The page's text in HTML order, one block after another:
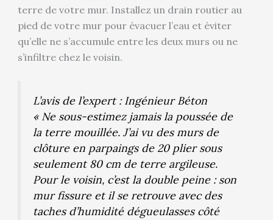
terre de votre mur. Installez un drain routier au
pied de votre mur pour évacuer l’eau et éviter
qu’elle ne s’accumule entre les deux murs ou ne
s’infiltre chez le voisin.
L’avis de l’expert : Ingénieur Béton
« Ne sous-estimez jamais la poussée de
la terre mouillée. J’ai vu des murs de
clôture en parpaings de 20 plier sous
seulement 80 cm de terre argileuse.
Pour le voisin, c’est la double peine : son
mur fissure et il se retrouve avec des
taches d’humidité dégueulasses côté